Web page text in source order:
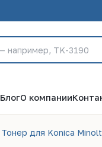
БлогО компании
Тонер для Konica